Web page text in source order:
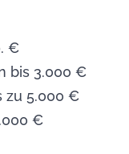
€
bis 3.000 €
zu 5.000 €
€